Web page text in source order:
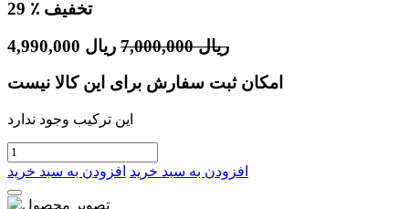
29
٪ تخفیف
4,990,000 ریال 7,000,000 ریال
امکان ثبت سفارش برای این کالا نیست
این ترکیب وجود ندارد
افزودن به سبد خرید افزودن به سبد خرید